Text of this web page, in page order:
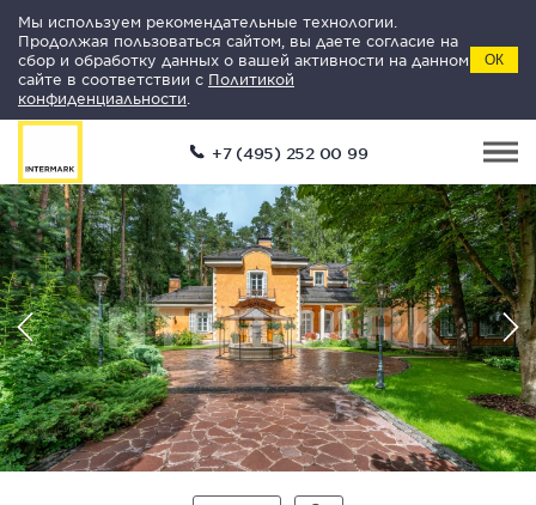
Мы используем рекомендательные технологии.
Продолжая пользоваться сайтом, вы даете согласие на
сбор и обработку данных о вашей активности на данном
сайте в соответствии с Политикой
конфиденциальности
ОК
+7 (495) 252 00 99